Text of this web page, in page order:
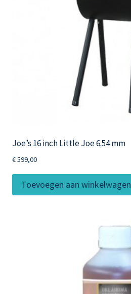
Joe’s 16 inch Little Joe 6.54 mm
€599,00
Toevoegen aan winkelwagen